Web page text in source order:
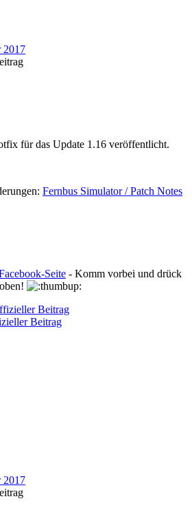
2017
für das Update 1.16 veröffentlicht.
Fernbus Simulator / Patch Notes
Seite - Komm vorbei und drück
Beitrag
Beitrag
2017